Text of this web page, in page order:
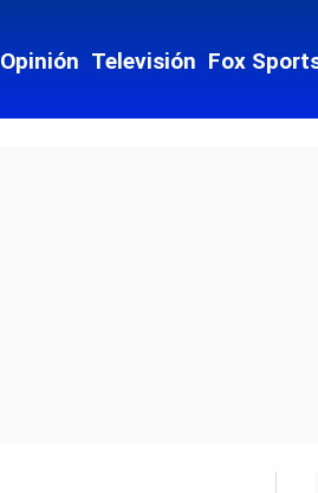
Opinión Televisión Fox